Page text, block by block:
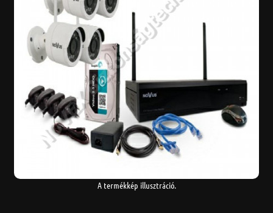
A termékkép illusztráció.